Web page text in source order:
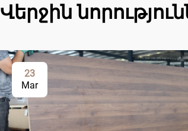
Վերջին
23
Mar